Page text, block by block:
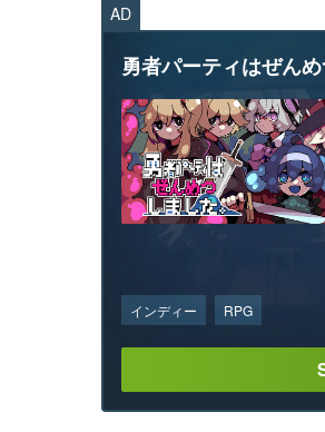
AD
勇者パーティはぜん
インディー RPG